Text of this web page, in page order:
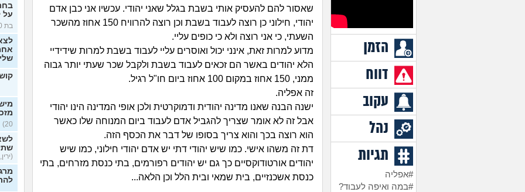
הזמן
דווח
עקוב
נהל
תגיות
#אפליה
#במה ואיפה לעבוד?
שאסור להם להעסיק אותי בשבת בגלל שאני יהודי. עכשיו אני כבן אדם
יהודי, חילוני כן רוצה לעבוד בשבת וכן רוצה להרוויח 150 אחוז מהשכר
השעתי, כי אני רוצה ולא כי כופים עליי.
מדוע למרות זאת, אינני יכול ואוסרים עליי לעבוד בשבת למרות שידידיי
הלא יהודים באשר הם זכאים לעבוד בשבת ולקבל שכר שעתי יותר גבוה
ממני, 150 אחוז במקום 100 אחוז ביום חו"ל רגיל.
זה אפליה.
ישנה הבנה שאנו מדינה יהודית ודמוקרטית ולכן אופי המדינה הינו יהודי
אבל זה לא אומר שצריך להגביל אדם לעבוד ביום המנוחה שלו כאשר
הוא רוצה בכך והוא צריך בסופו של דבר את הכסף הזה.
דת זה משהו אישי. כמו שיש יהודי דתי יש אדם יהודי חילוני, כמו שיש
יהודים אורטודוקסיים כך גם יש יהודים רפורמים, בתי כנסת מזרחים, בתי
כנסת אשכנזיים, בית שמאי ובית הלל וכן הלאה...
על
בת 30)
20)
(ירין,